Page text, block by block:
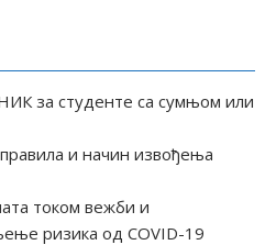
студенте са сумњом или
и начин извођења
током вежби и
ризика од COVID-19